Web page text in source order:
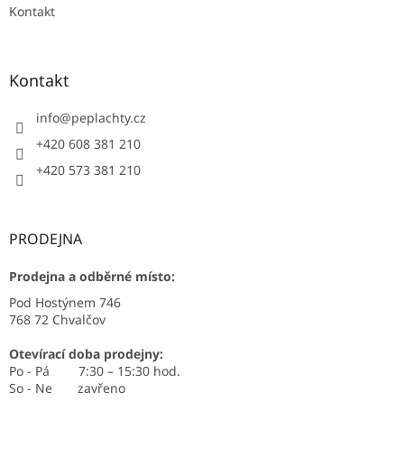
Kontakt
Kontakt
info@peplachty.cz
+420 608 381 210
+420 573 381 210
PRODEJNA
Prodejna a odběrné místo:
Pod Hostýnem 746
768 72 Chvalčov
Otevírací doba prodejny:
Po - Pá 7:30 – 15:30 hod.
So - Ne zavřeno